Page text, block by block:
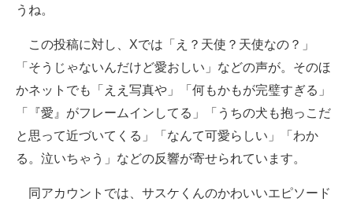
うね。
この投稿に対し、Xでは「え？天使？天使なの？」
「そうじゃないんだけど愛おしい」などの声が。そのほ
かネットでも「ええ写真や」「何もかもが完璧すぎる」
「『愛』がフレームインしてる」「うちの犬も抱っこだ
と思って近づいてくる」「なんて可愛らしい」「わか
る。泣いちゃう」などの反響が寄せられています。
同アカウントでは、サスケくんのかわいいエピソード